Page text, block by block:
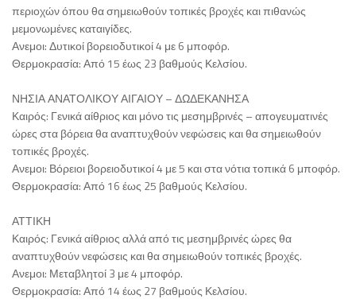
περιοχών όπου θα σημειωθούν τοπικές βροχές και πιθανώς
μεμονωμένες καταιγίδες.
Ανεμοι: Δυτικοί βορειοδυτικοί 4 με 6 μποφόρ.
Θερμοκρασία: Από 15 έως 23 βαθμούς Κελσίου.
ΝΗΣΙΑ ΑΝΑΤΟΛΙΚΟΥ ΑΙΓΑΙΟΥ – ΔΩΔΕΚΑΝΗΣΑ
Καιρός: Γενικά αίθριος και μόνο τις μεσημβρινές – απογευματινές
ώρες στα βόρεια θα αναπτυχθούν νεφώσεις και θα σημειωθούν
τοπικές βροχές.
Ανεμοι: Βόρειοι βορειοδυτικοί 4 με 5 και στα νότια τοπικά 6 μποφόρ.
Θερμοκρασία: Από 16 έως 25 βαθμούς Κελσίου.
ΑΤΤΙΚΗ
Καιρός: Γενικά αίθριος αλλά από τις μεσημβρινές ώρες θα
αναπτυχθούν νεφώσεις και θα σημειωθούν τοπικές βροχές.
Ανεμοι: Μεταβλητοί 3 με 4 μποφόρ.
Θερμοκρασία: Από 14 έως 27 βαθμούς Κελσίου.